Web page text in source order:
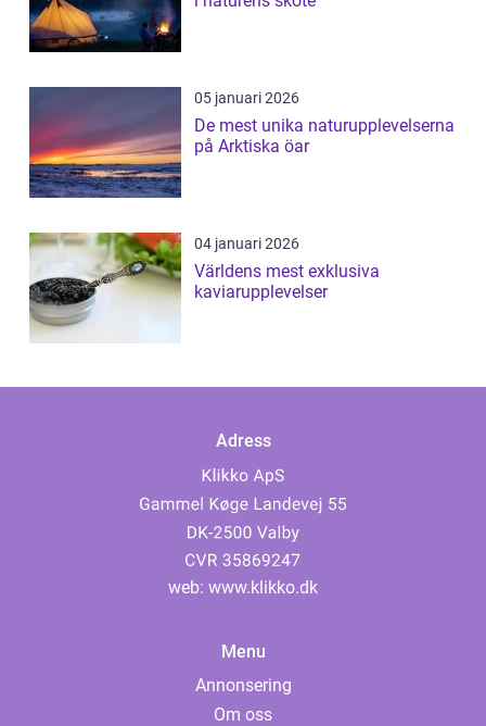
05 januari 2026
De mest unika naturupplevelserna
på Arktiska öar
04 januari 2026
Världens mest exklusiva
kaviarupplevelser
Adress
web: www.klikko.dk
Menu
Annonsering
Om oss